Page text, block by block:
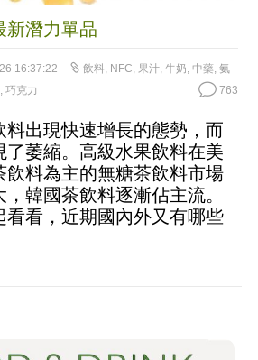
新潛力單品
16:37:22 飲料, NFC, 果汁, 牛奶, 中藥, 氨
, 巧克力 763
料出現快速增長的態勢，而
了萎縮。高級水果飲料在美
飲料為主的無糖茶飲料市場
韓國茶飲料逐漸佔主流。
看看，近期國內外又有哪些